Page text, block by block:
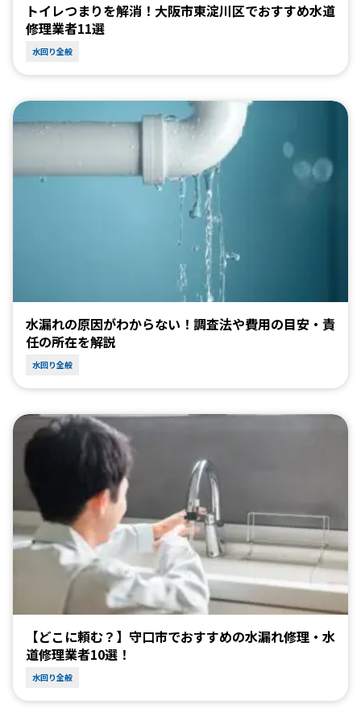
トイレつまりを解消！大阪市東淀川区でおすすめ水道
修理業者11選
水回り全般
水漏れの原因がわからない！調査法や費用の目安・責
任の所在を解説
水回り全般
【どこに頼む？】守口市でおすすめの水漏れ修理・水
道修理業者10選！
水回り全般